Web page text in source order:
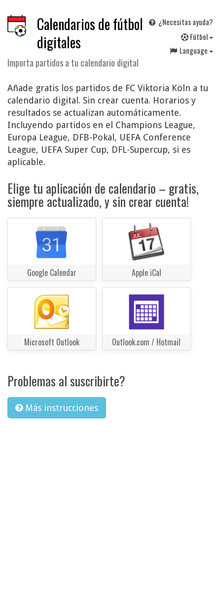
Calendarios de fútbol
digitales
Importa partidos a tu calendario digital
¿Necesitas ayuda?
Fútbol
Language
Añade gratis los partidos de FC Viktoria Köln a tu
calendario digital. Sin crear cuenta. Horarios y
resultados se actualizan automáticamente.
Incluyendo partidos en el Champions League,
Europa League, DFB-Pokal, UEFA Conference
League, UEFA Super Cup, DFL-Supercup, si es
aplicable.
Elige tu aplicación de calendario – gratis,
siempre actualizado, y sin crear cuenta!
Google Calendar Apple iCal
Microsoft Outlook Outlook.com / Hotmail
Problemas al suscribirte?
Más instrucciones